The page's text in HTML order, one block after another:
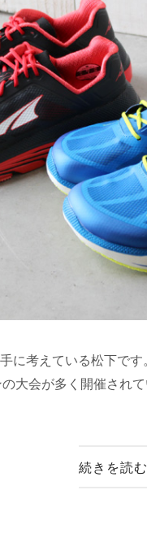
に考えている松下で
大会が多く開催され
続きを読む